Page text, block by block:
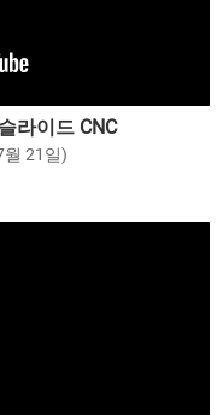
라이드 CNC
월 21일)